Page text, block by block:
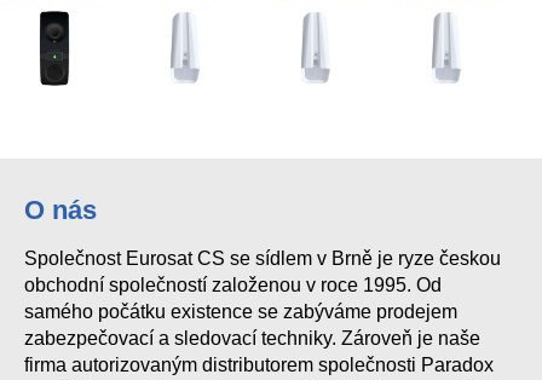
O nás
Společnost Eurosat CS se sídlem v Brně je ryze českou
obchodní společností založenou v roce 1995. Od
samého počátku existence se zabýváme prodejem
zabezpečovací a sledovací techniky. Zároveň je naše
firma autorizovaným distributorem společnosti Paradox